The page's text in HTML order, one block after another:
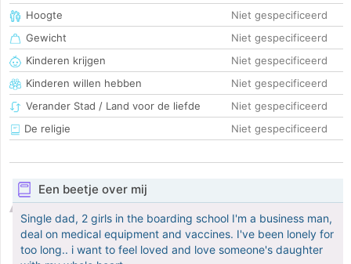
Hoogte
Niet gespecificeerd
Gewicht
Niet gespecificeerd
Kinderen krijgen
Niet gespecificeerd
Kinderen willen hebben
Niet gespecificeerd
Verander Stad / Land voor de liefde
Niet gespecificeerd
De religie
Niet gespecificeerd
Een beetje over mij
Single dad, 2 girls in the boarding school I'm a business man,
deal on medical equipment and vaccines. I've been lonely for
too long.. i want to feel loved and love someone's daughter